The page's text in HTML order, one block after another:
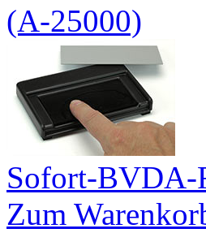
(A-25000)
Sofort-BVDA-
Zum